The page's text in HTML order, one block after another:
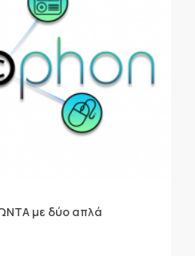
με δύο απλά